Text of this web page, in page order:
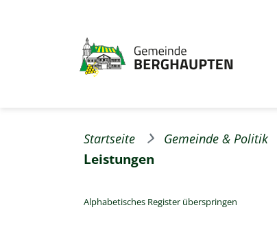
Startseite Gemeinde & Politik
Leistungen
Alphabetisches Register überspringen